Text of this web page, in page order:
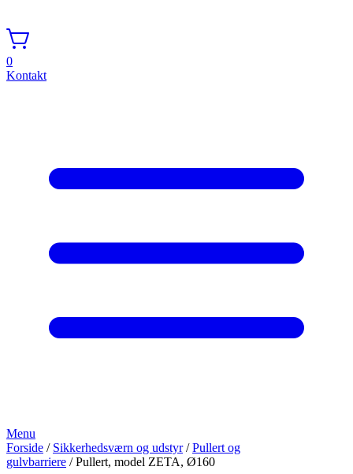
0
Kontakt
Menu
Forside / Sikkerhedsværn og udstyr/Pullert og
gulvbarriere / Pullert, model ZETA, Ø160